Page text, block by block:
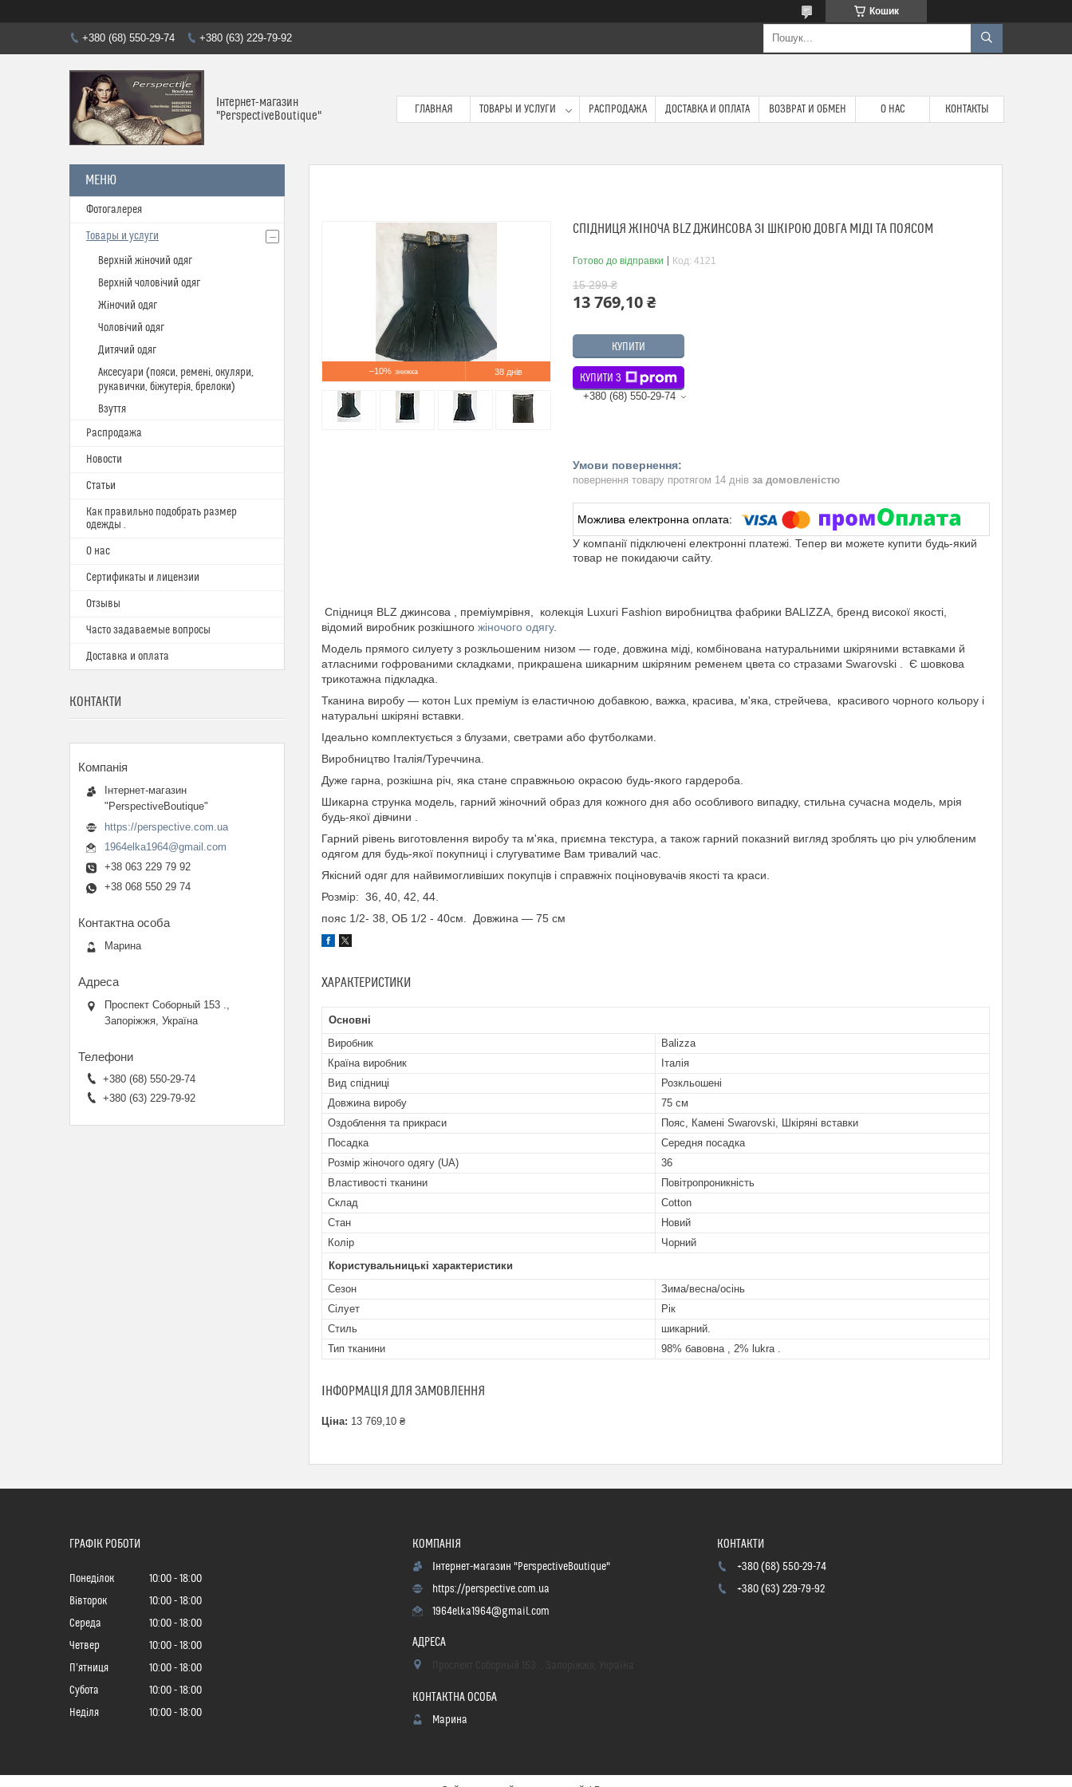
Кошик
+380 (68) 550-29-74 +380 (63) 229-79-92
Інтернет-магазин
"PerspectiveBoutique"
ГЛАВНАЯ ТОВАРЫ И УСЛУГИ РАСПРОДАЖА ДОСТАВКА И ОПЛАТА ВОЗВРАТ И ОБМЕН О НАС КОНТАКТЫ
–10% 38 днів
СПІДНИЦЯ ЖІНОЧА BLZ ДЖИНСОВА ЗІ ШКІРОЮ ДОВГА МІДІ ТА ПОЯСОМ
Готово до відправки Код: 4121
15 299 ₴
13 769,10 ₴
КУПИТИ
КУПИТИ З
+380 (68) 550-29-74
повернення товару протягом 14 днів за домовленістю
У компанії підключені електронні платежі. Тепер ви можете купити будь-який
товар не покидаючи сайту.
Спідниця BLZ джинсова , преміумрівня, колекція Luxuri Fashion виробництва фабрики BALIZZA, бренд високої якості,
відомий виробник розкішного жіночого одягу.
Модель прямого силуету з розкльошеним низом — годе, довжина міді, комбінована натуральними шкіряними вставками й
атласними гофрованими складками, прикрашена шикарним шкіряним ременем цвета со стразами Swarovski . Є шовкова
трикотажна підкладка.
Тканина виробу — котон Lux преміум із еластичною добавкою, важка, красива, м'яка, стрейчева, красивого чорного кольору і
натуральні шкіряні вставки.
Ідеально комплектується з блузами, светрами або футболками.
Виробництво Італія/Туреччина.
Дуже гарна, розкішна річ, яка стане справжньою окрасою будь-якого гардероба.
Шикарна струнка модель, гарний жіночний образ для кожного дня або особливого випадку, стильна сучасна модель, мрія
будь-якої дівчини .
Гарний рівень виготовлення виробу та м'яка, приємна текстура, а також гарний показний вигляд зроблять цю річ улюбленим
одягом для будь-якої покупниці і слугуватиме Вам тривалий час.
Якісний одяг для найвимогливіших покупців і справжніх поціновувачів якості та краси.
Розмір: 36, 40, 42, 44.
пояс 1/2- 38, ОБ 1/2 - 40см. Довжина — 75 см
ХАРАКТЕРИСТИКИ
Основні
Виробник
Balizza
Країна виробник
Італія
Вид спідниці
Розкльошені
Довжина виробу
75 см
Оздоблення та прикраси
Пояс, Камені Swarovski, Шкіряні вставки
Посадка
Середня посадка
Розмір жіночого одягу (UA)
36
Властивості тканини
Повітропроникність
Склад
Cotton
Стан
Новий
Колір
Чорний
Користувальницькі характеристики
Сезон
Зима/весна/осінь
Сілует
Рік
Стиль
шикарний.
Тип тканини
98% бавовна , 2% lukra .
ІНФОРМАЦІЯ ДЛЯ ЗАМОВЛЕННЯ
Ціна: 13 769,10 ₴
Фотогалерея
Товары и услуги
Верхній жіночий одяг
Верхній чоловічий одяг
Жіночий одяг
Чоловічий одяг
Дитячий одяг
Аксесуари (пояси, ремені, окуляри,
рукавички, біжутерія, брелоки)
Взуття
Распродажа
Новости
Статьи
Как правильно подобрать размер
одежды .
О нас
Сертификаты и лицензии
Отзывы
Часто задаваемые вопросы
Доставка и оплата
КОНТАКТИ
Інтернет-магазин
"PerspectiveBoutique"
https://perspective.com.ua
1964elka1964@gmail.com
+38 063 229 79 92
+38 068 550 29 74
Марина
Проспект Соборный 153 .,
Запоріжжя, Україна
+380 (68) 550-29-74
+380 (63) 229-79-92
ГРАФІК РОБОТИ
Понеділок 10:00
18:00
Вівторок
10:00
18:00
Середа
10:00
18:00
Четвер
10:00
18:00
Пʼятниця
10:00
18:00
Субота
10:00
18:00
Неділя
10:00 18:00
Інтернет-магазин "PerspectiveBoutique"
https://perspective.com.ua
1964elka1964@gmail.com
Марина
+380 (68) 550-29-74
+380 (63) 229-79-92